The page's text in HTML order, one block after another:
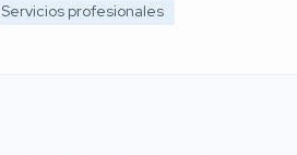
Servicios profesionales